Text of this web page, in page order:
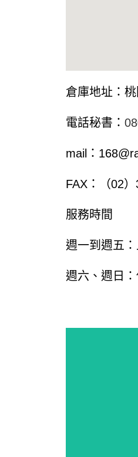
倉庫地址：
電話秘書：
mail ：
FAX ：（02）
服務時間
週一到週五
週六、週日